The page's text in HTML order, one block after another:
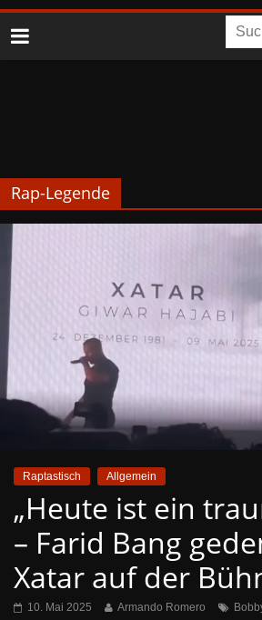
Rap-Legende
Raptastisch Allgemein
„Heute ist ein
– Farid Bang
Xatar auf der
10. Mai 2025 Armando Romero